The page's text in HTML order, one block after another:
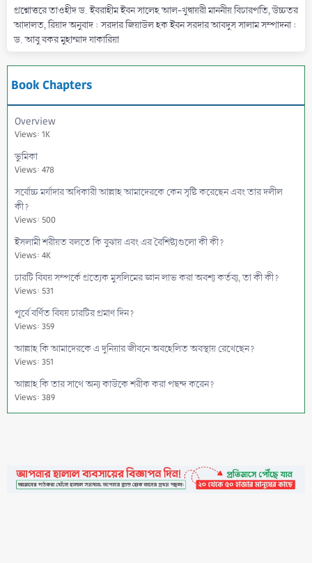
প্রশ্নোত্তরে তাওহীদ ড. ইবরাহীম ইবন সালেহ আল-খুদ্বায়রী মাননীয় বিচারপতি, উচ্চতর
আদালত, রিয়াদ অনুবাদ : সরদার জিয়াউল হক ইবন সরদার আবদুস সালাম সম্পাদনা :
ড. আবু বকর মুহাম্মাদ যাকারিয়া
Book Chapters
Overview
Views: 1K
ভুমিকা
Views: 478
সর্বোচ্চ মর্যাদার অধিকারী আল্লাহ আমাদেরকে কেন সৃষ্টি করেছেন এবং তার দলীল
কী?
Views: 500
ইসলামী শরীয়ত বলতে কি বুঝায় এবং এর বৈশিষ্ট্যগুলো কী কী?
Views: 4K
চারটি বিষয় সম্পর্কে প্রত্যেক মুসলিমের জ্ঞান লাভ করা অবশ্য কর্তব্য, তা কী কী?
Views: 531
পূর্বে বর্ণিত বিষয় চারটির প্রমাণ দিন?
Views: 359
আল্লাহ কি আমাদেরকে এ দুনিয়ার জীবনে অবহেলিত অবস্থায় রেখেছেন?
Views: 351
আল্লাহ কি তার সাথে অন্য কাউকে শরীক করা পছন্দ করেন?
Views: 389
Views: 305
সন্তান মুসলিম কিন্তু মাতা-পিতা কাফের হলে, সন্তানের কর্তব্য কী?